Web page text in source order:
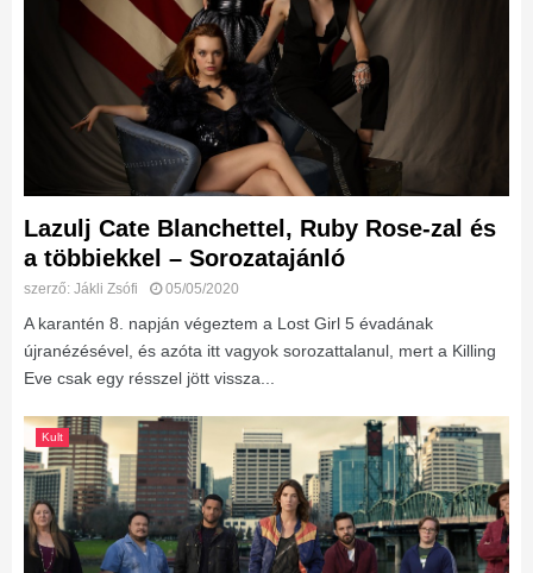
Lazulj Cate Blanchettel, Ruby Rose-zal és
a többiekkel – Sorozatajánló
szerző: Jákli Zsófi 05/05/2020
A karantén 8. napján végeztem a Lost Girl 5 évadának
újranézésével, és azóta itt vagyok sorozattalanul, mert a Killing
Eve csak egy résszel jött vissza...
Kult